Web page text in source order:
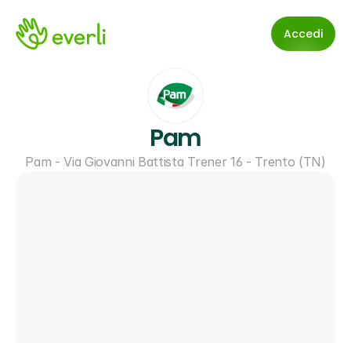
Accedi
Pam
Pam - Via Giovanni Battista Trener 16 - Trento (TN)